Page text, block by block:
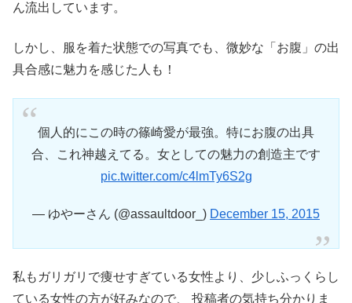
ん流出しています。
しかし、服を着た状態での写真でも、微妙な「お腹」の出
具合感に魅力を感じた人も！
個人的にこの時の篠崎愛が最強。特にお腹の出具
合、これ神越えてる。女としての魅力の創造主です
pic.twitter.com/c4lmTy6S2g
— ゆやーさん (@assaultdoor_) December 15, 2015
私もガリガリで痩せすぎている女性より、少しふっくらし
ている女性の方が好みなので、 投稿者の気持ち分かりま